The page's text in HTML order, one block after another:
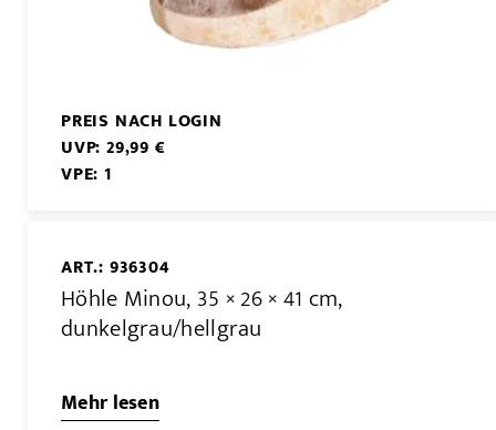
PREIS NACH LOGIN
UVP: 29,99 €
VPE: 1
ART.: 936304
Höhle Minou, 35 × 26 × 41 cm,
dunkelgrau/hellgrau
Mehr lesen